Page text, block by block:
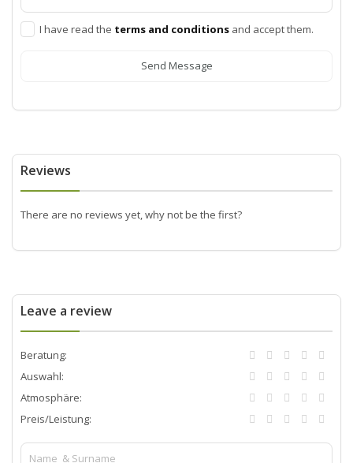
I have read the terms and conditions and accept them.
Send Message
Reviews
There are no reviews yet, why not be the first?
Leave a review
Beratung:
Auswahl:
Atmosphäre:
Preis/Leistung: